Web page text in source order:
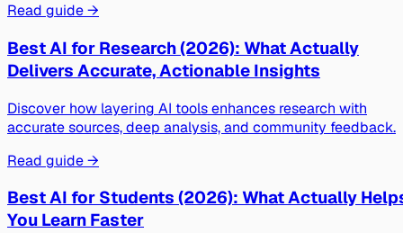
Read guide →
Best AI for Research (2026): What Actually
Delivers Accurate, Actionable Insights
Discover how layering AI tools enhances research with
accurate sources, deep analysis, and community feedback.
Read guide →
Best AI for Students (2026): What Actually
You Learn Faster